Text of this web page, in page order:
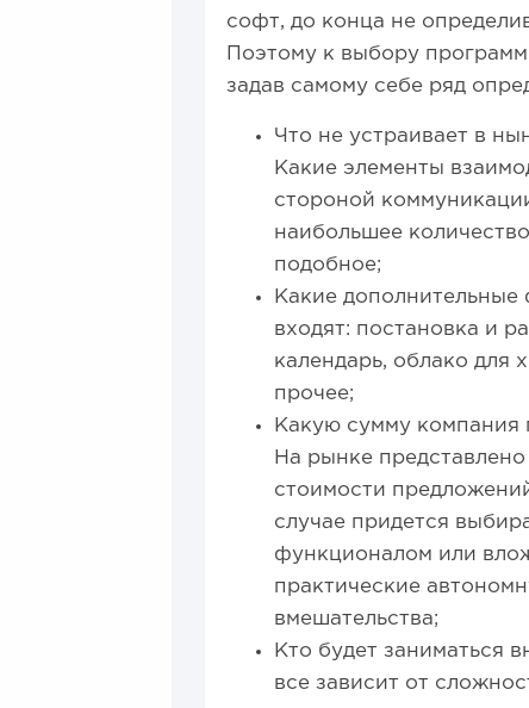
софт, до конца не
Поэтому к выбору
задав самому себе ряд
Что не устраивает в
Какие элементы
стороной
наибольшее
подобное;
Какие
входят: постановка и
календарь, облако для
прочее;
Какую сумму компания
На рынке
стоимости
случае придется
функционалом или
практические
вмешательства;
Кто будет заниматься
все зависит от